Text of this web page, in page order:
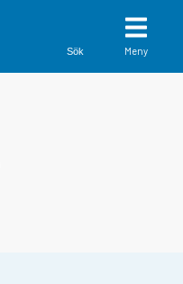
Sök Meny